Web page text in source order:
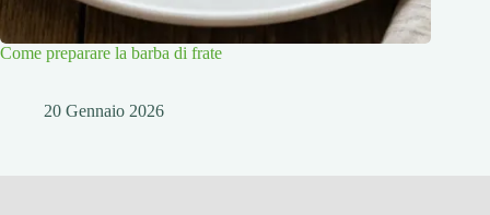
Come preparare la barba di frate
20 Gennaio 2026